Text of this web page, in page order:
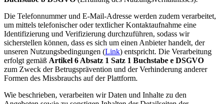
Die Telefonnummer und E-Mail-Adresse werden zudem verarbeitet,
um mittels telefonischer oder textlicher Kontaktaufnahme eine
Identifizierung und Verifizierung durchzuführen, sodass wir
sicherstellen können, dass es sich um einen Anbieter handelt, der
unseren Nutzungsbedingungen (Link) entspricht. Die Verarbeitung
erfolgt gemäß Artikel 6 Absatz 1 Satz 1 Buchstabe e DSGVO
zum Zweck der Betrugsprävention und der Verhinderung anderer
Formen des Missbrauchs auf der Plattform.
Wie beschrieben, verarbeiten wir Daten und Inhalte zu den